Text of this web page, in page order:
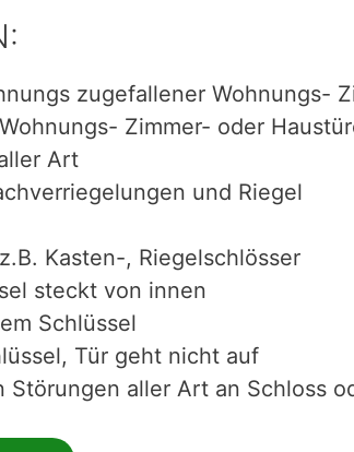
zugefallener Wohnungs-
Zimmer- oder
Art
und Riegel
Kasten-, Riegelschlösser
steckt von innen
Schlüssel
Tür geht nicht auf
Störungen aller Art an Schloss